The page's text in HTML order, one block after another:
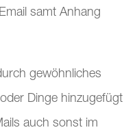
samt Anhang
gewöhnliches
Dinge hinzugefügt
auch sonst im